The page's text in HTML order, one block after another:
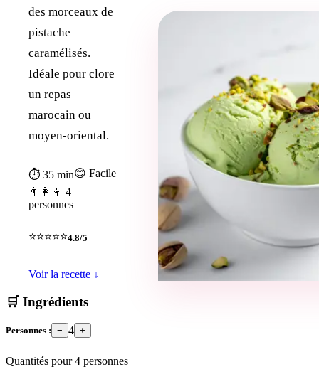
des morceaux de
pistache
caramélisés.
Idéale pour clore
un repas
marocain ou
moyen-oriental.
⏱ 35 min😊 Facile
👨‍👩‍👧 4
personnes
⭐⭐⭐⭐⭐4.8/5
Voir la recette ↓
🛒 Ingrédients
Personnes : − 4 +
Quantités pour4 personnes